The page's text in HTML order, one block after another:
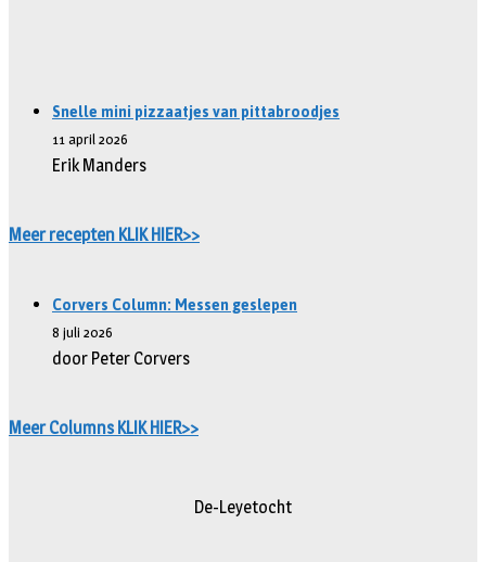
Snelle mini pizzaatjes van pittabroodjes
11 april 2026
Erik Manders
Meer recepten KLIK HIER>>
Corvers Column: Messen geslepen
8 juli 2026
door Peter Corvers
Meer Columns KLIK HIER>>
De-Leyetocht